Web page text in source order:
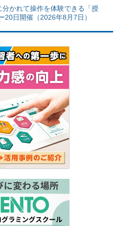
かれて操作を体験できる「授
20日開催（2026年8月7日）